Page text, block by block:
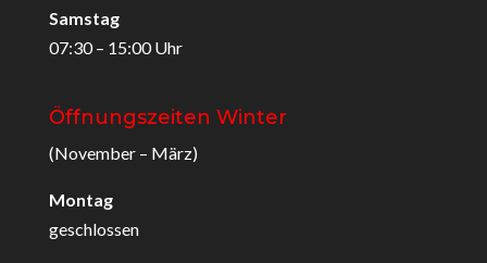
Samstag
07:30 – 15:00 Uhr
Öffnungszeiten Winter
(November – März)
Montag
geschlossen